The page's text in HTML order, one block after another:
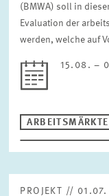
(BMWA) soll in
Evaluation der
werden, welche auf
15.08. –
PROJEKT //